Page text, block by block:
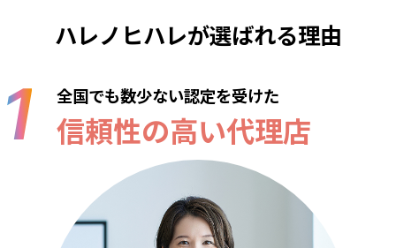
ハレノヒハレが選ばれる理由
全国でも数少ない認定を受けた
信頼性の高い代理店